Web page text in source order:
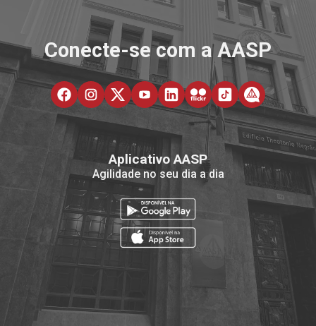
Conecte-se com a AASP
Aplicativo AASP
Agilidade no seu dia a dia